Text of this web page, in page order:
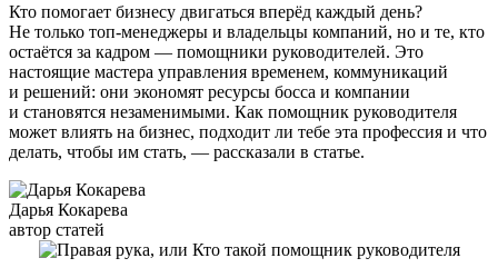
Кто помогает бизнесу двигаться вперёд каждый день?
Не только топ-менеджеры и владельцы компаний, но и те, кто
остаётся за кадром — помощники руководителей. Это
настоящие мастера управления временем, коммуникаций
и решений: они экономят ресурсы босса и компании
и становятся незаменимыми. Как помощник руководителя
может влиять на бизнес, подходит ли тебе эта профессия и что
делать, чтобы им стать, — рассказали в статье.
Дарья Кокарева
автор статей